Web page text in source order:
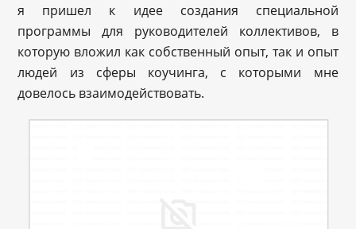
я пришел к идее создания специальной
программы для руководителей коллективов, в
которую вложил как собственный опыт, так и опыт
людей из сферы коучинга, с которыми мне
довелось взаимодействовать.